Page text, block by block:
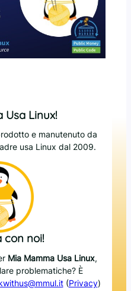
Usa Linux!
e manutenuto da
usa Linux dal 2009.
con noi!
Mia Mamma Usa Linux,
problematiche? È
(Privacy)